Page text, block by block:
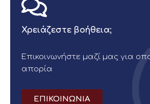
Χρειάζεστε βοήθεια;
Επικοινωνήστε μαζί μας για
απορία
ΕΠΙΚΟΙΝΩΝΙΑ